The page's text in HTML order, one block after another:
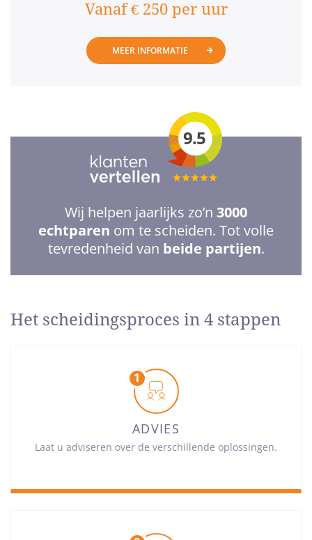
Vanaf € 250 per uur
MEER INFORMATIE
9.5
Totale
waardering:
5
van
Wij helpen jaarlijks zo’n 3000
echtparen om te scheiden. Tot volle
tevredenheid van beide partijen.
Het scheidingsproces in 4 stappen
ADVIES
Laat u adviseren over de verschillende oplossingen.